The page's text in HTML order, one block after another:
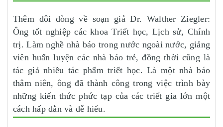
Thêm đôi dòng về soạn giả Dr. Walther Ziegler:
Ông tốt nghiệp các khoa Triết học, Lịch sử, Chính
trị. Làm nghề nhà báo trong nước ngoài nước, giảng
viên huấn luyện các nhà báo trẻ, đồng thời cũng là
tác giả nhiều tác phẩm triết học. Là một nhà báo
thâm niên, ông đã thành công trong việc trình bày
những kiến thức phức tạp của các triết gia lớn một
cách hấp dẫn và dễ hiểu.